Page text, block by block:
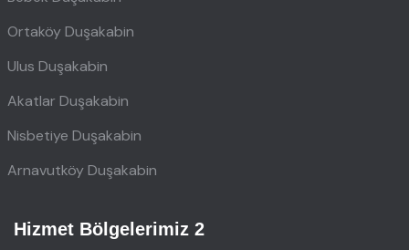
Ortaköy Duşakabin
Ulus Duşakabin
Akatlar Duşakabin
Nisbetiye Duşakabin
Arnavutköy Duşakabin
Hizmet Bölgelerimiz 2